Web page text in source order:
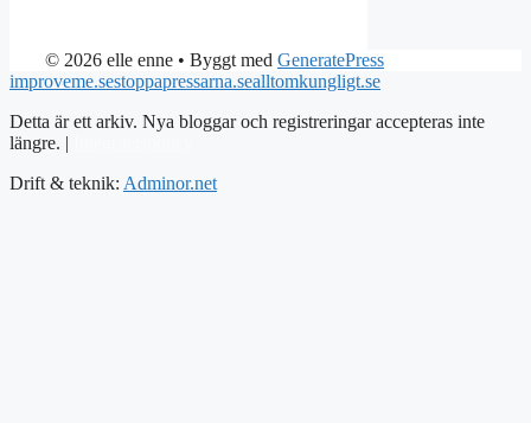
© 2026 elle enne • Byggt med GeneratePress
improveme.sestoppapressarna.sealltomkungligt.se
Detta är ett arkiv. Nya bloggar och registreringar accepteras inte
längre. |
Drift & teknik: Adminor.net